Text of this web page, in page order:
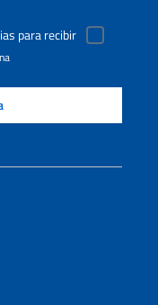
para recibir